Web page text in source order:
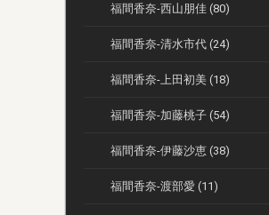
福間香奈-西山朋佳 (80)
福間香奈-清水市代 (24)
福間香奈-上田初美 (18)
福間香奈-加藤桃子 (54)
福間香奈-伊藤沙恵 (38)
福間香奈-渡部愛 (11)